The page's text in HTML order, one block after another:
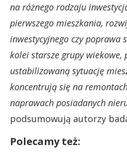
na różnego rodzaju
pierwszego mieszkania,
inwestycyjnego czy poprawa
kolei starsze grupy wiekowe,
ustabilizowaną sytuację
koncentrują się na
naprawach posiadanych
podsumowują autorzy
Polecamy też: